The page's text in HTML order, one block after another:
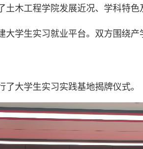
土木工程学院发展近况、学科特
大学生实习就业平台。双方围绕
了大学生实习实践基地揭牌仪式。